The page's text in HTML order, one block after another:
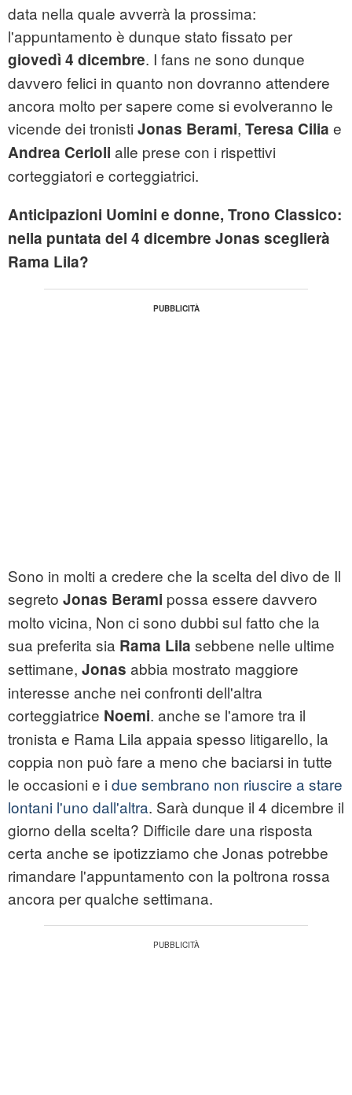
data nella quale avverrà la prossima:
l'appuntamento è dunque stato fissato per
giovedì 4 dicembre. I fans ne sono dunque
davvero felici in quanto non dovranno attendere
ancora molto per sapere come si evolveranno le
vicende dei tronisti Jonas Berami, Teresa Cilia e
Andrea Cerioli alle prese con i rispettivi
corteggiatori e corteggiatrici.
Anticipazioni Uomini e donne, Trono Classico:
nella puntata del 4 dicembre Jonas sceglierà
Rama Lila?
Sono in molti a credere che la scelta del divo de Il
segreto Jonas Berami possa essere davvero
molto vicina, Non ci sono dubbi sul fatto che la
sua preferita sia Rama Lila sebbene nelle ultime
settimane, Jonas abbia mostrato maggiore
interesse anche nei confronti dell'altra
corteggiatrice Noemi. anche se l'amore tra il
tronista e Rama Lila appaia spesso litigarello, la
coppia non può fare a meno che baciarsi in tutte
le occasioni e i due sembrano non riuscire a stare
lontani l'uno dall'altra. Sarà dunque il 4 dicembre il
giorno della scelta? Difficile dare una risposta
certa anche se ipotizziamo che Jonas potrebbe
rimandare l'appuntamento con la poltrona rossa
ancora per qualche settimana.